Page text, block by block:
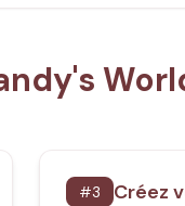
#3 Créez